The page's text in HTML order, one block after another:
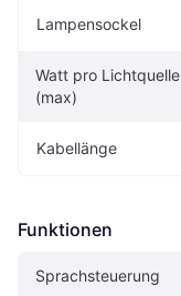
Lampensockel
Watt pro Lichtquelle
(max)
Kabellänge
Funktionen
Sprachsteuerung